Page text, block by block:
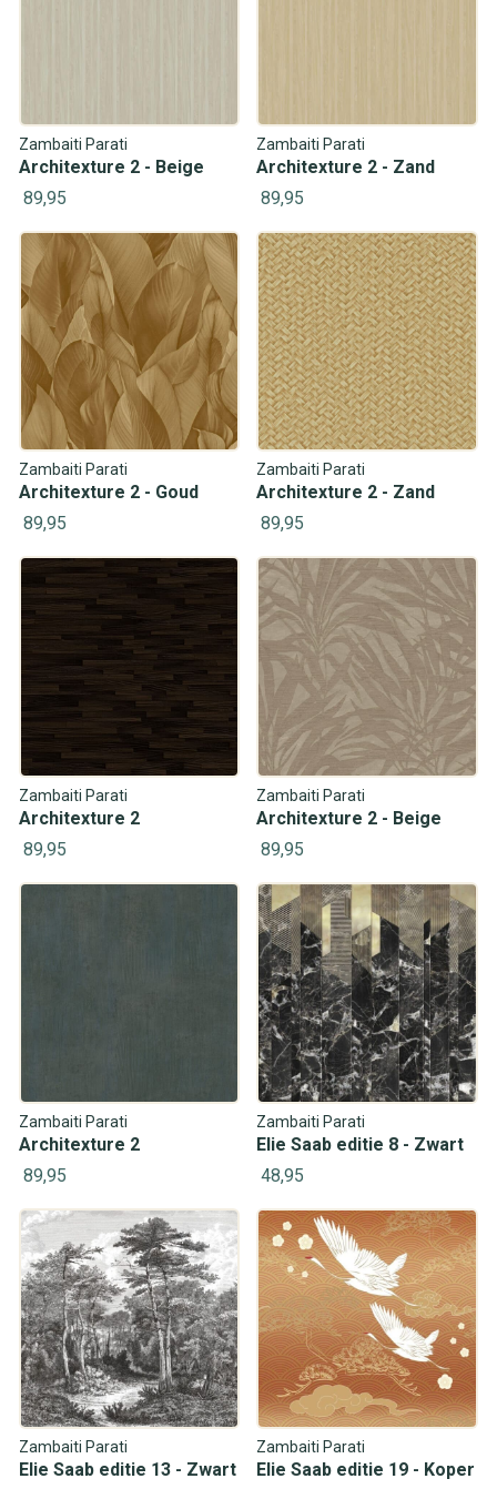
Zambaiti Parati
Architexture 2 - Beige
89,95
Zambaiti Parati
Architexture 2 - Zand
89,95
Zambaiti Parati
Architexture 2 - Goud
89,95
Zambaiti Parati
Architexture 2 - Zand
89,95
Zambaiti Parati
Architexture 2
89,95
Zambaiti Parati
Architexture 2 - Beige
89,95
Zambaiti Parati
Architexture 2
89,95
Zambaiti Parati
Elie Saab editie 8 - Zwart
48,95
Zambaiti Parati
Elie Saab editie 13 - Zwart
Zambaiti Parati
Elie Saab editie 19 - Koper